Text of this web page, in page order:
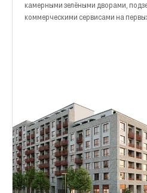
камерными зелёными дворами,
коммерческими сервисами на